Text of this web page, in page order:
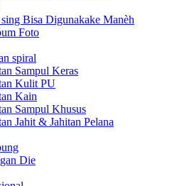
Bisa Digunakake Manèh
Foto
spiral
Sampul Keras
Kulit PU
Kain
Sampul Khusus
Jahit & Jahitan Pelana
Die